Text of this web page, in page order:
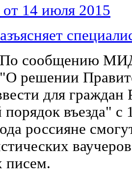
14 июля 2015
По сообщению
"О решении
для граждан
въезда" с
россияне
писем.